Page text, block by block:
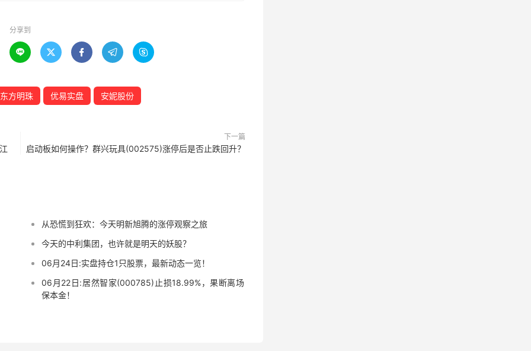
分享到
    
东方明珠 优易实盘 安妮股份
下一篇
启动板如何操作？群兴玩具(002575)涨停后是否止跌回升？
从恐慌到狂欢：今天明新旭腾的涨停观察之旅
今天的中利集团，也许就是明天的妖股？
06月24日:实盘持仓1只股票，最新动态一览！
06月22日:居然智家(000785)止损18.99%，果断离场
保本金！